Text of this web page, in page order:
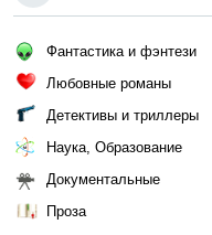
Фантастика и фэнтези
Любовные романы
Детективы и триллеры
Наука, Образование
Документальные
Проза